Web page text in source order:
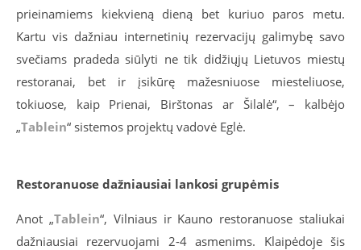
prieinamiems kiekvieną dieną bet kuriuo paros metu.
Kartu vis dažniau internetinių rezervacijų galimybę savo
svečiams pradeda siūlyti ne tik didžiųjų Lietuvos miestų
restoranai, bet ir įsikūrę mažesniuose miesteliuose,
tokiuose, kaip Prienai, Birštonas ar Šilalė“, – kalbėjo
„Tablein“ sistemos projektų vadovė Eglė.
Restoranuose dažniausiai lankosi grupėmis
Anot „Tablein“, Vilniaus ir Kauno restoranuose staliukai
dažniausiai rezervuojami 2-4 asmenims. Klaipėdoje šis